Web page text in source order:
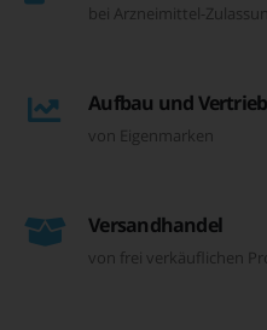
bei Arzneimittel-
Aufbau und Vertrieb
von Eigenmarken
Versandhandel
von frei verkäuflichen